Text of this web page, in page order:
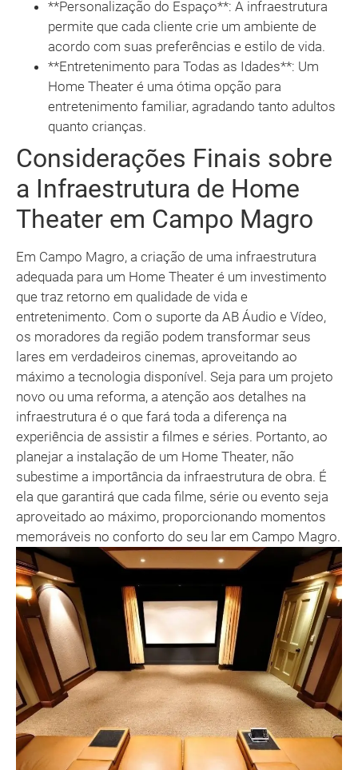
**Personalização do Espaço**: A infraestrutura
permite que cada cliente crie um ambiente de
acordo com suas preferências e estilo de vida.
**Entretenimento para Todas as Idades**: Um
Home Theater é uma ótima opção para
entretenimento familiar, agradando tanto adultos
quanto crianças.
Considerações Finais sobre
a Infraestrutura de Home
Theater em Campo Magro
Em Campo Magro, a criação de uma infraestrutura
adequada para um Home Theater é um investimento
que traz retorno em qualidade de vida e
entretenimento. Com o suporte da AB Áudio e Vídeo,
os moradores da região podem transformar seus
lares em verdadeiros cinemas, aproveitando ao
máximo a tecnologia disponível. Seja para um projeto
novo ou uma reforma, a atenção aos detalhes na
infraestrutura é o que fará toda a diferença na
experiência de assistir a filmes e séries. Portanto, ao
planejar a instalação de um Home Theater, não
subestime a importância da infraestrutura de obra. É
ela que garantirá que cada filme, série ou evento seja
aproveitado ao máximo, proporcionando momentos
memoráveis no conforto do seu lar em Campo Magro.